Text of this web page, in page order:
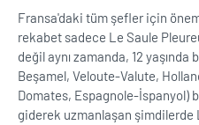
Fransa'daki tüm şefler için
rekabet sadece Le Saule
değil aynı zamanda, 12
Beşamel, Veloute-Valute,
Domates, Espagnole-İspanyol)
giderek uzmanlaşan şimdilerde